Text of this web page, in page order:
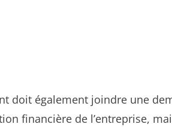
doit également joindre une
financière de l’entreprise,